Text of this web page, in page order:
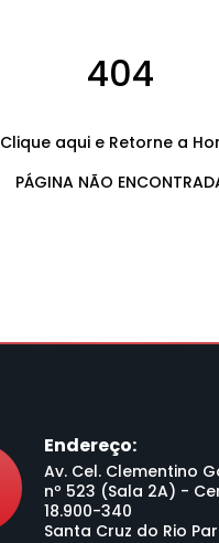
404
Clique aqui e Retorne a
PÁGINA NÃO
Endereço:
Av. Cel. Clementino
nº 523 (Sala 2A) -
18.900-340
Santa Cruz do Rio